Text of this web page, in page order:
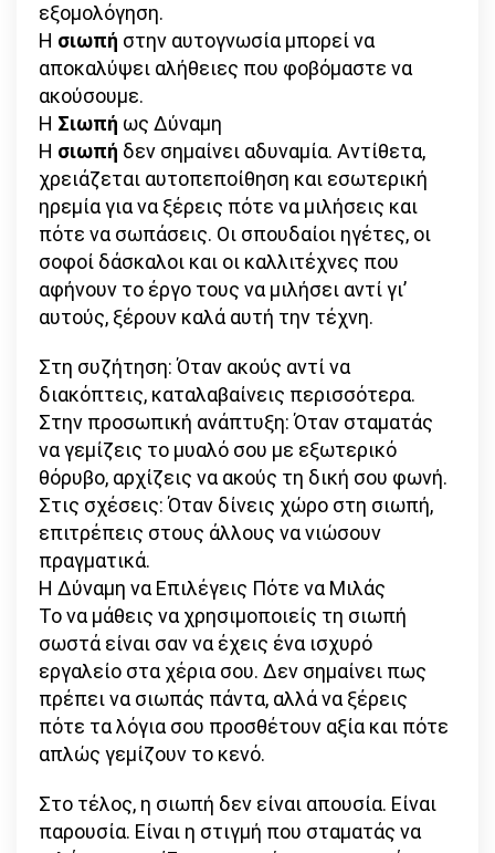
εξομολόγηση.
Η σιωπή στην αυτογνωσία μπορεί να
αποκαλύψει αλήθειες που φοβόμαστε να
ακούσουμε.
Η Σιωπή ως Δύναμη
Η σιωπή δεν σημαίνει αδυναμία. Αντίθετα,
χρειάζεται αυτοπεποίθηση και εσωτερική
ηρεμία για να ξέρεις πότε να μιλήσεις και
πότε να σωπάσεις. Οι σπουδαίοι ηγέτες, οι
σοφοί δάσκαλοι και οι καλλιτέχνες που
αφήνουν το έργο τους να μιλήσει αντί γι’
αυτούς, ξέρουν καλά αυτή την τέχνη.
Στη συζήτηση: Όταν ακούς αντί να
διακόπτεις, καταλαβαίνεις περισσότερα.
Στην προσωπική ανάπτυξη: Όταν σταματάς
να γεμίζεις το μυαλό σου με εξωτερικό
θόρυβο, αρχίζεις να ακούς τη δική σου φωνή.
Στις σχέσεις: Όταν δίνεις χώρο στη σιωπή,
επιτρέπεις στους άλλους να νιώσουν
πραγματικά.
Η Δύναμη να Επιλέγεις Πότε να Μιλάς
Το να μάθεις να χρησιμοποιείς τη σιωπή
σωστά είναι σαν να έχεις ένα ισχυρό
εργαλείο στα χέρια σου. Δεν σημαίνει πως
πρέπει να σιωπάς πάντα, αλλά να ξέρεις
πότε τα λόγια σου προσθέτουν αξία και πότε
απλώς γεμίζουν το κενό.
Στο τέλος, η σιωπή δεν είναι απουσία. Είναι
παρουσία. Είναι η στιγμή που σταματάς να